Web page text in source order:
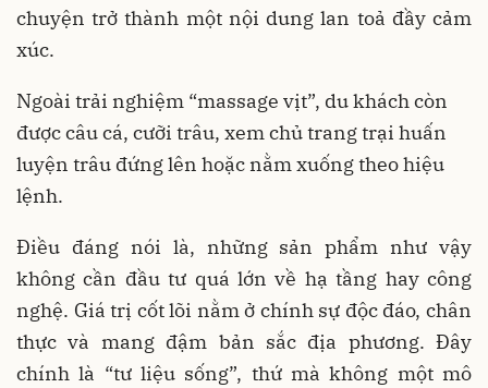
chuyện trở thành một nội dung lan toả đầy cảm
xúc.
Ngoài trải nghiệm “massage vịt”, du khách còn
được câu cá, cưỡi trâu, xem chủ trang trại huấn
luyện trâu đứng lên hoặc nằm xuống theo hiệu
lệnh.
Điều đáng nói là, những sản phẩm như vậy
không cần đầu tư quá lớn về hạ tầng hay công
nghệ. Giá trị cốt lõi nằm ở chính sự độc đáo, chân
thực và mang đậm bản sắc địa phương. Đây
chính là “tư liệu sống”, thứ mà không một mô